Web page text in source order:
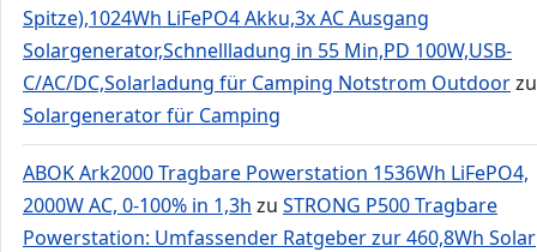
Spitze),1024Wh LiFePO4 Akku,3x AC Ausgang
Solargenerator,Schnellladung in 55 Min,PD 100W,USB-
C/AC/DC,Solarladung für Camping Notstrom Outdoorzu
Solargenerator für Camping
ABOK Ark2000 Tragbare Powerstation 1536Wh LiFePO4,
2000W AC, 0-100% in 1,3h zu STRONG P500 Tragbare
Powerstation: Umfassender Ratgeber zur 460,8Wh Solar